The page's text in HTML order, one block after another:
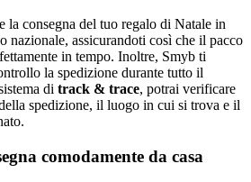
la consegna del tuo regalo di Natale in
nazionale, assicurandoti così che il pacco
in tempo. Inoltre, Smyb ti
la spedizione durante tutto il
di track & trace, potrai verificare
spedizione, il luogo in cui si trova e il
comodamente da casa